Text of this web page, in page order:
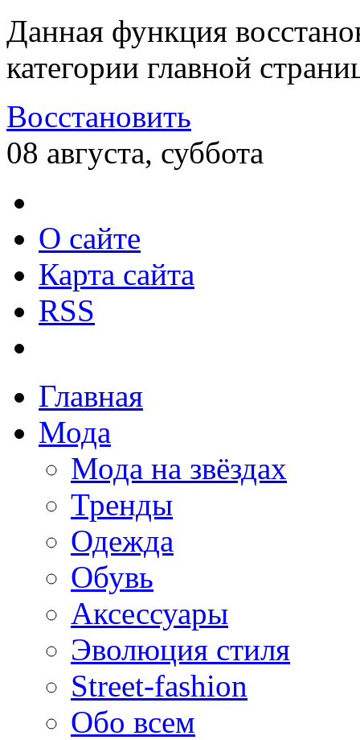
Данная функция
категории главной
Восстановить
08 августа, суббота
О сайте
Карта сайта
RSS
Главная
Мода
Мода на звёздах
Тренды
Одежда
Обувь
Аксессуары
Эволюция стиля
Street-fashion
Обо всем